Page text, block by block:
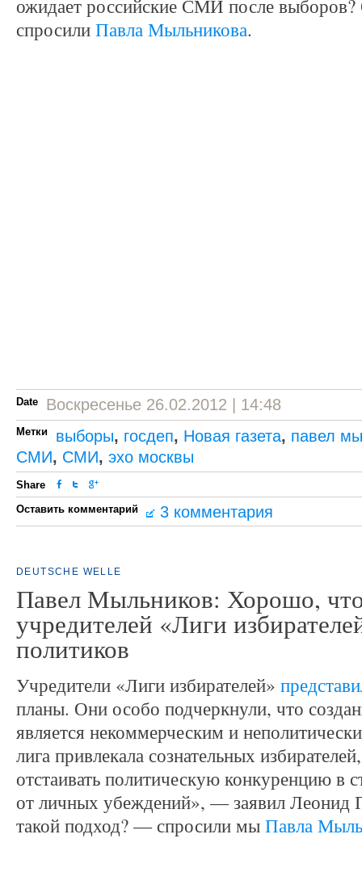
ожидает российские СМИ после
спросилиПавла Мыльникова.
Date Воскресенье 26.02.2012 | 14:48
Метки выборы, госдеп, Новая газета, павел
СМИ, СМИ, эхо москвы
Share
Оставить комментарий
3 комментария
DEUTSCHE WELLE
Павел Мыльников: Хорошо,
учредителей «Лиги
политиков
Учредители «Лиги избирателей»
планы. Они особо подчеркнули, что
является некоммерческим и
лига привлекала сознательных
отстаивать политическую конкуренцию в
от личных убеждений», — заявил
такой подход? — спросили мыПавла